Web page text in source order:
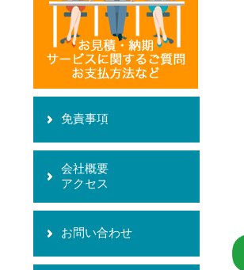
免責事項
会社概要
アクセス
お問い合わせ